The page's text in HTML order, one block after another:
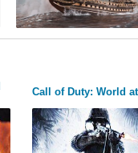
Call of Duty: World